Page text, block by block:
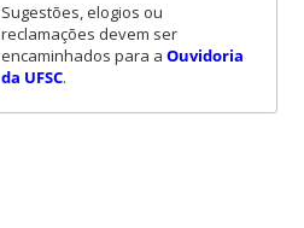
Sugestões, elogios ou
reclamações devem ser
encaminhados para a Ouvidoria
da UFSC.